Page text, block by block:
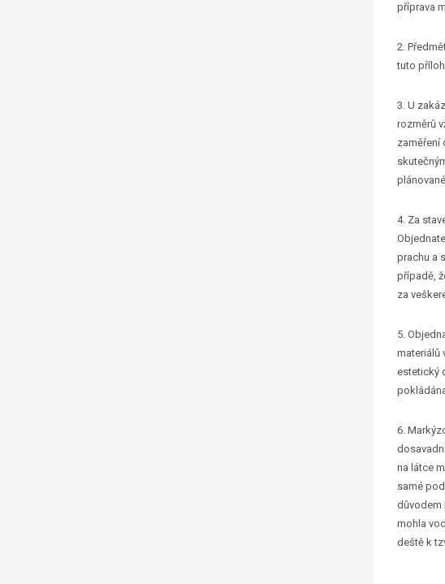
příprava
2.
tuto
3. U
rozměrů
zaměření
4. Za
prachu a
případě,
za
5.
materiálů
estetický
6.
na látce
samé
důvodem
mohla
deště k